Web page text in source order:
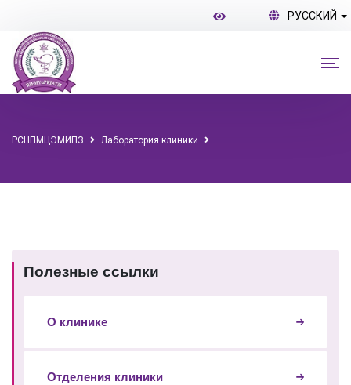
РУССКИЙ
РСНПМЦЭМИПЗ Лаборатория клиники
Полезные ссылки
О клинике
Отделения клиники